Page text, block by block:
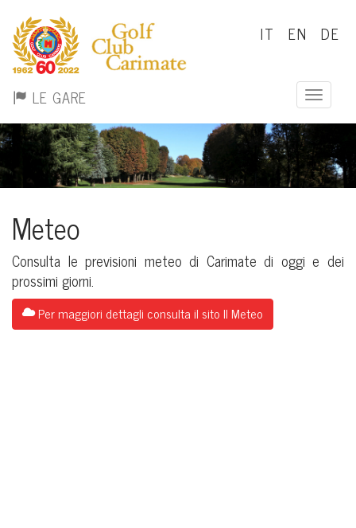
IT EN DE
LE GARE Toggle
Meteo
Consulta le previsioni meteo di Carimate di oggi e dei
prossimi giorni.
Per maggiori dettagli consulta il sito Il Meteo